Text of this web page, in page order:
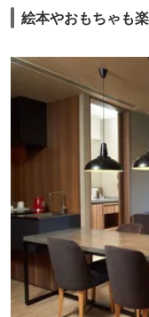
絵本やおもちゃも